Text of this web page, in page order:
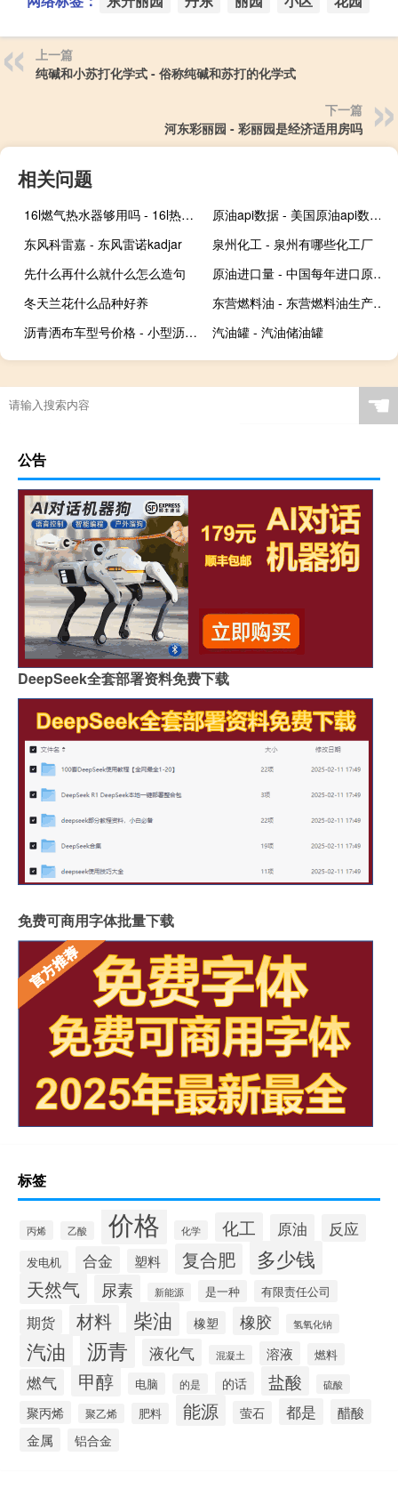
上一篇
纯碱和小苏打化学式 - 俗称纯碱和苏打的化学式
下一篇
河东彩丽园 - 彩丽园是经济适用房吗
相关问题
16l燃气热水器够用吗 - 16l热水器后悔
原油api数据 - 美国原油api数据最新
东风科雷嘉 - 东风雷诺kadjar
泉州化工 - 泉州有哪些化工厂
先什么再什么就什么怎么造句
原油进口量 - 中国每年进口原油多少吨
冬天兰花什么品种好养
东营燃料油 - 东营燃料油生产厂家
沥青洒布车型号价格 - 小型沥青搅拌设备
汽油罐 - 汽油储油罐
☚
公告
DeepSeek全套部署资料免费下载
免费可商用字体批量下载
标签
丙烯 乙酸 价格 化学 化工 原油 反应
发电机 合金 塑料 复合肥 多少钱
天然气 尿素 新能源 是一种 有限责任公司
期货 材料 柴油 橡塑 橡胶 氢氧化钠
汽油 沥青 液化气 混凝土 溶液 燃料
燃气 甲醇 电脑 的是 的话 盐酸 硫酸
聚丙烯 聚乙烯 肥料 能源 萤石 都是 醋酸
金属 铝合金